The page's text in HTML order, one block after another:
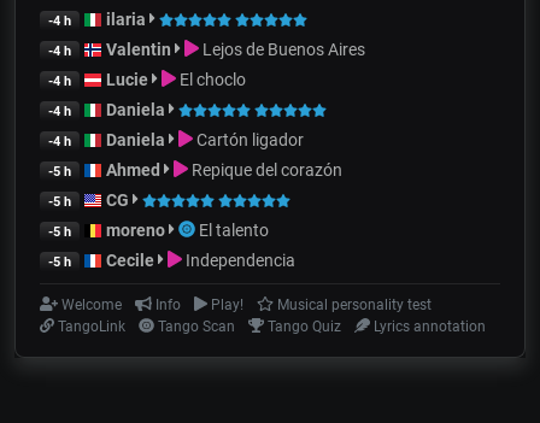
-4 h ilaria
-4 h Valentin Lejos de Buenos Aires
-4 h Lucie El choclo
-4 h Daniela
-4 h Daniela Cartón ligador
-5 h Ahmed Repique del corazón
-5 h CG
-5 h moreno El talento
-5 h Cecile Independencia
Welcome Info Play!
Musical personality test
TangoLink
Tango Scan Tango Quiz Lyrics annotation